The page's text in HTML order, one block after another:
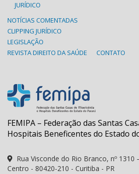
JURÍDICO
NOTÍCIAS COMENTADAS
CLIPPING JURÍDICO
LEGISLAÇÃO
REVISTA DIREITO DA SAÚDE
CONTATO
FEMIPA – Federação das Santas
Hospitais Beneficentes do Estado
Rua Visconde do Rio Branco, nº 1310
Centro - 80420-210 - Curitiba - PR